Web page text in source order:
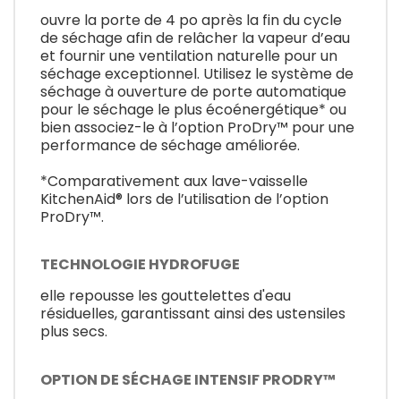
ouvre la porte de 4 po après la fin du cycle
de séchage afin de relâcher la vapeur d’eau
et fournir une ventilation naturelle pour un
séchage exceptionnel. Utilisez le système de
séchage à ouverture de porte automatique
pour le séchage le plus écoénergétique* ou
bien associez-le à l’option ProDry™ pour une
performance de séchage améliorée.
*Comparativement aux lave-vaisselle
KitchenAid® lors de l’utilisation de l’option
ProDry™.
TECHNOLOGIE HYDROFUGE
elle repousse les gouttelettes d'eau
résiduelles, garantissant ainsi des ustensiles
plus secs.
OPTION DE SÉCHAGE INTENSIF PRODRY™